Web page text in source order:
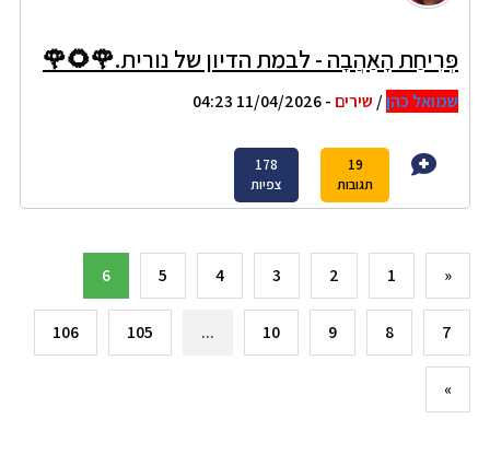
פְּרִיחַת הָאַהֲבָה - לבמת הדיון של נורית.🌹🌻🌹
שמואל כהן/ שירים - 11/04/2026 04:23
19
תגובות
178
צפיות
«
1
2
3
4
5
6
7
8
9
10
...
105
106
»